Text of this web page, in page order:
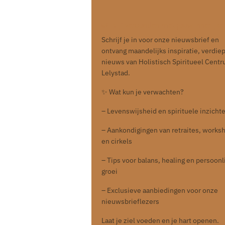
Schrijf je in voor onze nieuwsbrief en
ontvang maandelijks inspiratie,
nieuws van Holistisch Spiritueel
Lelystad.
✨ Wat kun je verwachten?
– Levenswijsheid en spirituele
– Aankondigingen van retraites,
en cirkels
– Tips voor balans, healing en
groei
– Exclusieve aanbiedingen voor onze
nieuwsbrieflezers
Laat je ziel voeden en je hart openen.